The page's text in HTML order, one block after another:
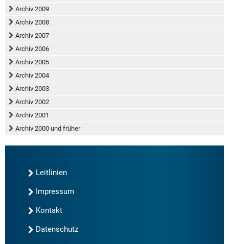
Archiv 2009
Archiv 2008
Archiv 2007
Archiv 2006
Archiv 2005
Archiv 2004
Archiv 2003
Archiv 2002
Archiv 2001
Archiv 2000 und früher
Leitlinien
Impressum
Kontakt
Datenschutz